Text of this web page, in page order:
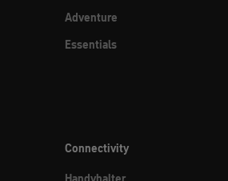
Adventure
Essentials
Connectivity